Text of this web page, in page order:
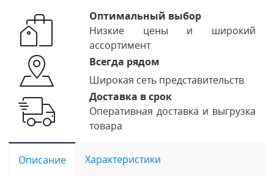
Оптимальный выбор
Низкие цены и широкий
ассортимент
Всегда рядом
Широкая сеть представительств
Доставка в срок
Оперативная доставка и выгрузка
товара
Описание Характеристики